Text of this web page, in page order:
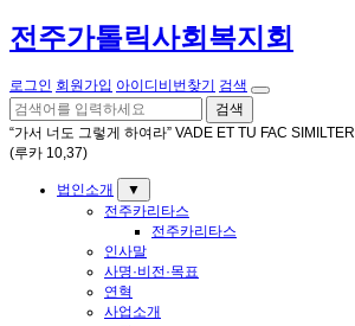
전주가톨릭사회복지회
로그인 회원가입 아이디비번찾기
검색
검색
“가서 너도 그렇게 하여라” VADE ET TU FAC SIMILTER
(루카 10,37)
법인소개
▼
전주카리타스
전주카리타스
인사말
사명·비전·목표
연혁
사업소개